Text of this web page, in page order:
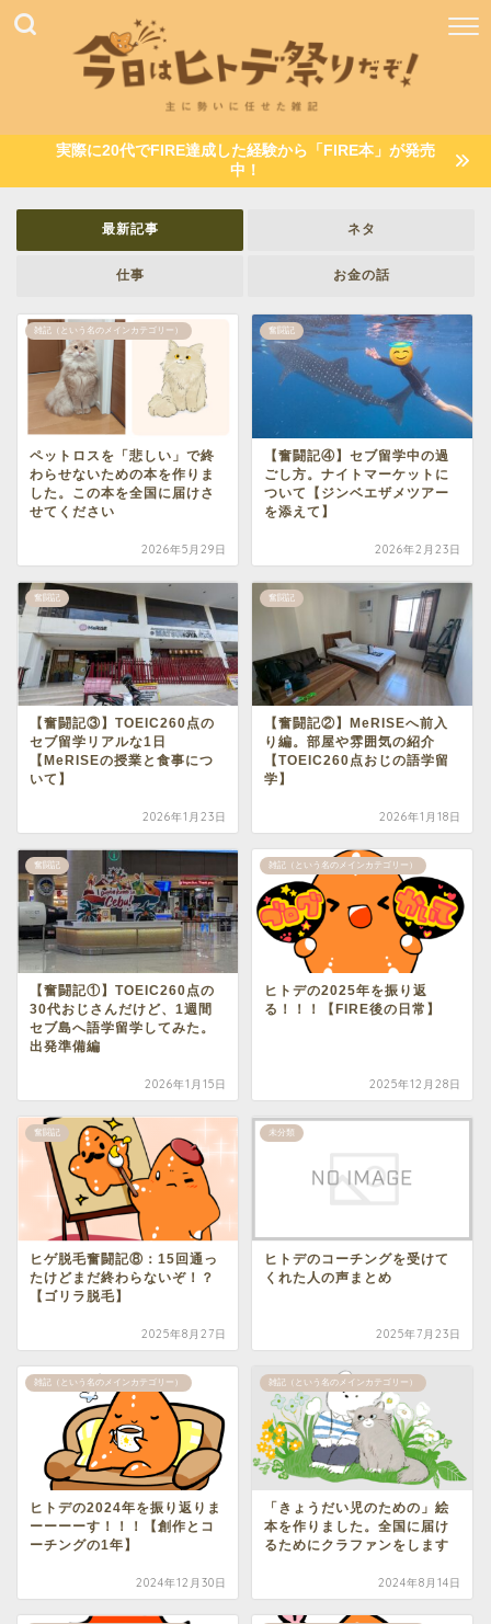
実際に20代でFIRE達成した経験から「FIRE本」が発売
中！
最新記事 ネタ
仕事 お金の話
雑記（という名のメインカテゴリー）
ペットロスを「悲しい」で終
わらせないための本を作りま
した。この本を全国に届けさ
せてください
2026年5月29日
奮闘記
【奮闘記④】セブ留学中の過
ごし方。ナイトマーケットに
ついて【ジンベエザメツアー
を添えて】
2026年2月23日
奮闘記
【奮闘記③】TOEIC260点の
セブ留学リアルな1日
【MeRISEの授業と食事につ
いて】
2026年1月23日
奮闘記
【奮闘記②】MeRISEへ前入
り編。部屋や雰囲気の紹介
【TOEIC260点おじの語学留
学】
2026年1月18日
奮闘記
【奮闘記①】TOEIC260点の
30代おじさんだけど、1週間
セブ島へ語学留学してみた。
出発準備編
2026年1月15日
雑記（という名のメインカテゴリー）
ヒトデの2025年を振り返
る！！！【FIRE後の日常】
2025年12月28日
奮闘記
ヒゲ脱毛奮闘記⑧：15回通っ
たけどまだ終わらないぞ！？
【ゴリラ脱毛】
2025年8月27日
未分類
ヒトデのコーチングを受けて
くれた人の声まとめ
2025年7月23日
雑記（という名のメインカテゴリー）
ヒトデの2024年を振り返りま
ーーーーす！！！【創作とコ
ーチングの1年】
2024年12月30日
雑記（という名のメインカテゴリー）
「きょうだい児のための」絵
本を作りました。全国に届け
るためにクラファンをします
2024年8月14日